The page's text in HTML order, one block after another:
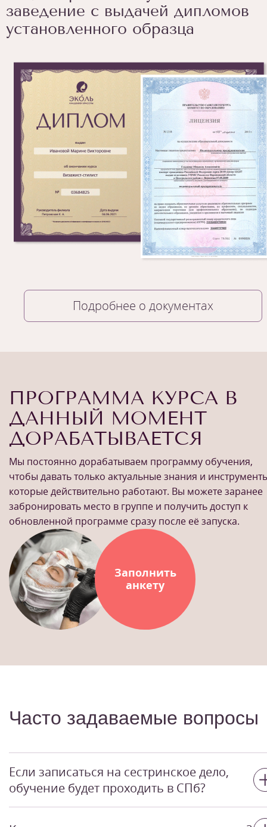
заведение с выдачей дипломов
установленного образца
Подробнее о документах
ПРОГРАММА КУРСА В
ДАННЫЙ МОМЕНТ
ДОРАБАТЫВАЕТСЯ
Мы постоянно дорабатываем программу обучения,
чтобы давать только актуальные знания и
которые действительно работают. Вы можете заранее
забронировать место в группе и получить доступ к
обновленной программе сразу после её запуска.
Заполнить
анкету
Часто задаваемые вопросы
Если записаться на сестринское дело,
обучение будет проходить в СПб?
Филиалы «Эколь» имеются во всех крупных